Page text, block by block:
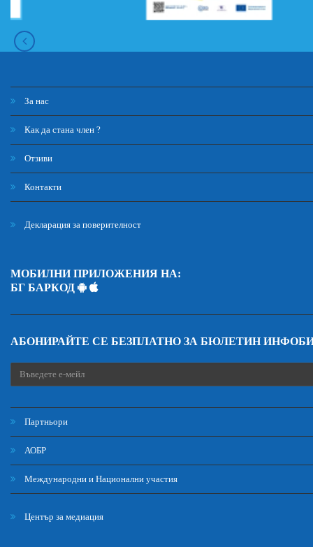
За нас
Как да стана член ?
Отзиви
Контакти
Декларация за поверителност
МОБИЛНИ ПРИЛОЖЕНИЯ НА:
БГ БАРКОД
АБОНИРАЙТЕ СЕ БЕЗПЛАТНО ЗА БЮЛЕТИН
Партньори
АОБР
Международни и Национални участия
Център за медиация